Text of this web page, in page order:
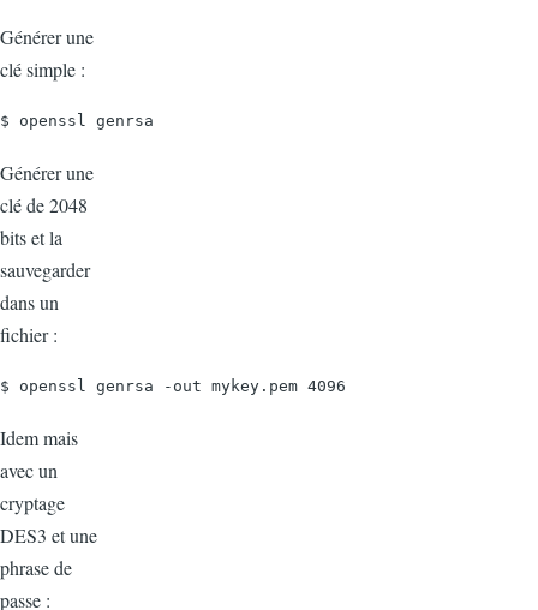
Générer une
clé simple :
$ openssl genrsa
Générer une
clé de 2048
bits et la
sauvegarder
dans un
fichier :
$ openssl genrsa -out mykey.pem 4096
Idem mais
avec un
cryptage
DES3 et une
phrase de
passe :